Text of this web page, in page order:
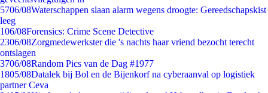
5706/08Waterschappen slaan alarm wegens droogte: Gereedschapskist
leeg
106/08Forensics: Crime Scene Detective
2306/08Zorgmedewerkster die 's nachts haar vriend bezocht terecht
ontslagen
3706/08Random Pics van de Dag #1977
1805/08Datalek bij Bol en de Bijenkorf na cyberaanval op logistiek
partner Ceva